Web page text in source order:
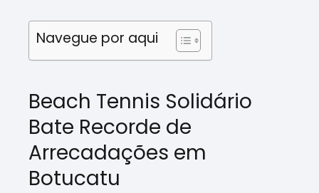
Navegue por aqui
Beach Tennis Solidário
Bate Recorde de
Arrecadações em
Botucatu